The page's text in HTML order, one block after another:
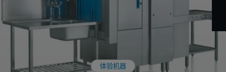
体验机器